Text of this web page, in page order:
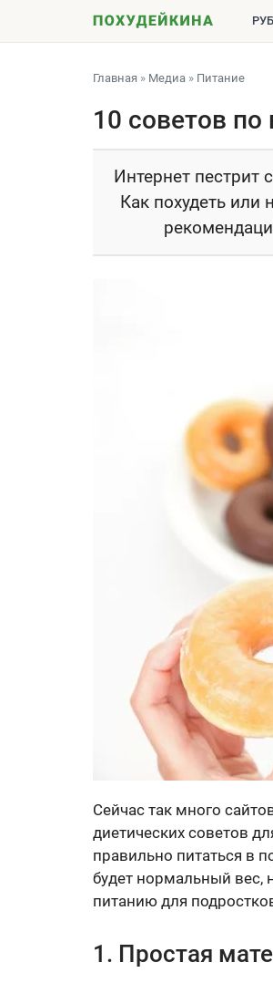
Главная » Медиа » Питание
10 советов
Интернет пестрит
Как похудеть или
Сейчас так много
диетических советов
правильно питаться в
будет нормальный вес,
питанию для
1. Простая